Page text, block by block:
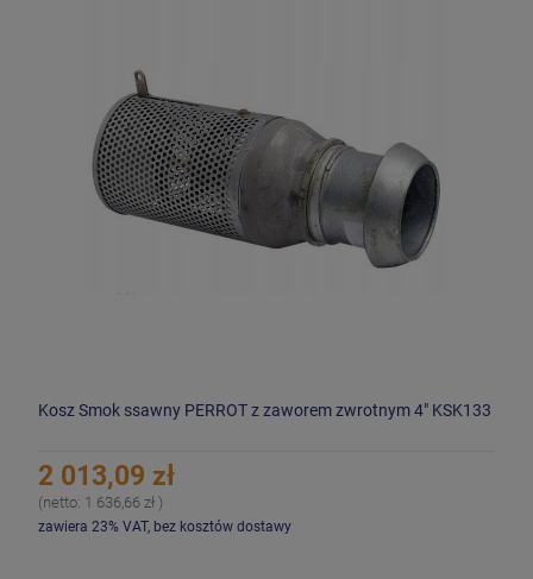
Kosz Smok ssawny PERROT z zaworem zwrotnym 4" KSK133
2 013,09 zł
(netto: 1 636,66 zł )
zawiera 23% VAT, bez kosztów dostawy